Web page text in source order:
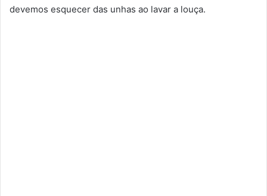
devemos esquecer das unhas ao lavar a louça.